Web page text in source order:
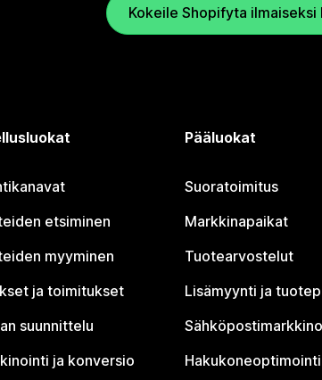
Kokeile Shopifyta ilmaiseksi
etsiminen
myyminen
ja toimitukset
suunnittelu
ja konversio
Pääluokat
Suoratoimitus
Markkinapaikat
Tuotearvostelut
Lisämyynti ja
Hakukoneoptimointi